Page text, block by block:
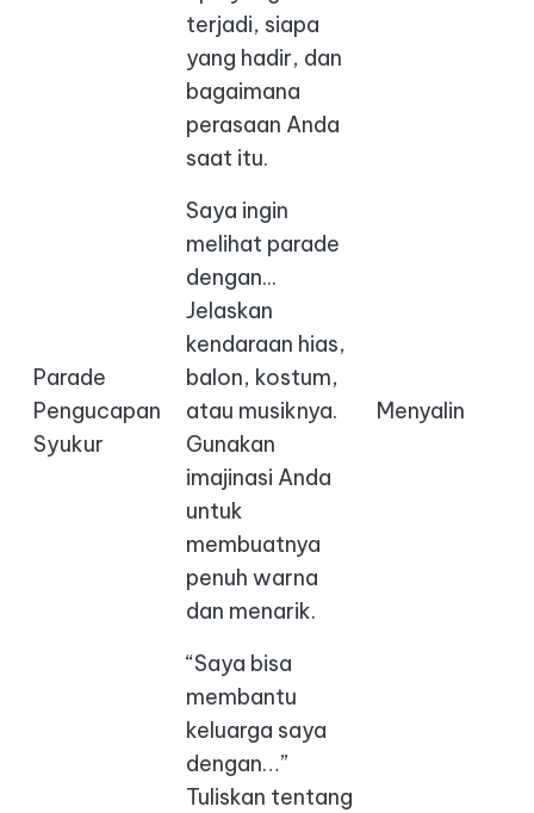
terjadi, siapa
yang hadir, dan
bagaimana
perasaan Anda
saat itu.
Parade
Pengucapan
Syukur
Saya ingin
melihat parade
dengan...
Jelaskan
kendaraan hias,
balon, kostum,
atau musiknya.
Gunakan
imajinasi Anda
untuk
membuatnya
penuh warna
dan menarik.
Menyalin
“Saya bisa
membantu
keluarga saya
dengan…”
Tuliskan tentang